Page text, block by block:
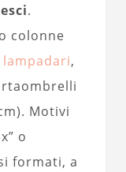
.
colonne
lampadari,
Motivi
o
formati, a